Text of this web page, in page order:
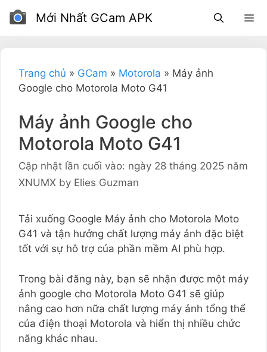
để
dung
Mới Nhất GCam APK
Trang chủ » GCam » Motorola » Máy ảnh
Google cho Motorola Moto G41
Máy ảnh Google cho
Motorola Moto G41
Cập nhật lần cuối vào: ngày 28 tháng 2025 năm
XNUMX by Elies Guzman
Tải xuống Google Máy ảnh cho Motorola Moto
G41 và tận hưởng chất lượng máy ảnh đặc biệt
tốt với sự hỗ trợ của phần mềm AI phù hợp.
Trong bài đăng này, bạn sẽ nhận được một máy
ảnh google cho Motorola Moto G41 sẽ giúp
nâng cao hơn nữa chất lượng máy ảnh tổng thể
của điện thoại Motorola và hiển thị nhiều chức
năng khác nhau.